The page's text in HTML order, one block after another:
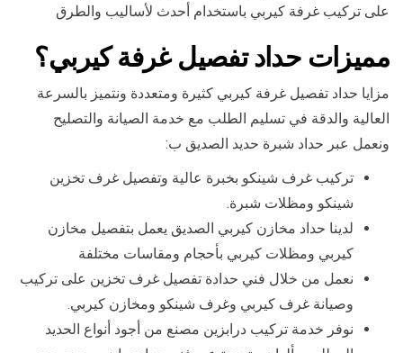
على تركيب غرفة كيربي باستخدام أحدث لأساليب والطرق
مميزات حداد تفصيل غرفة كيربي؟
مزايا حداد تفصيل غرفة كيربي كثيرة ومتعددة ونتميز بالسرعة
العالية والدقة في تسليم الطلب مع خدمة الصيانة والتصليح
ونعمل عبر حداد شبرة حديد الصديق ب:
تركيب غرف شينكو بخبرة عالية وتفصيل غرف تخزين
شينكو ومظلات شبرة.
لدينا حداد مخازن كيربي الصديق يعمل بتفصيل مخازن
كيربي ومظلات كيربي بأحجام ومقاسات مختلفة
نعمل من خلال فني حدادة تفصيل غرف تخزين على تركيب
وصيانة غرف كيربي وغرف شينكو ومخازن كيربي.
نوفر خدمة تركيب درابزين مصنع من أجود أنواع الحديد